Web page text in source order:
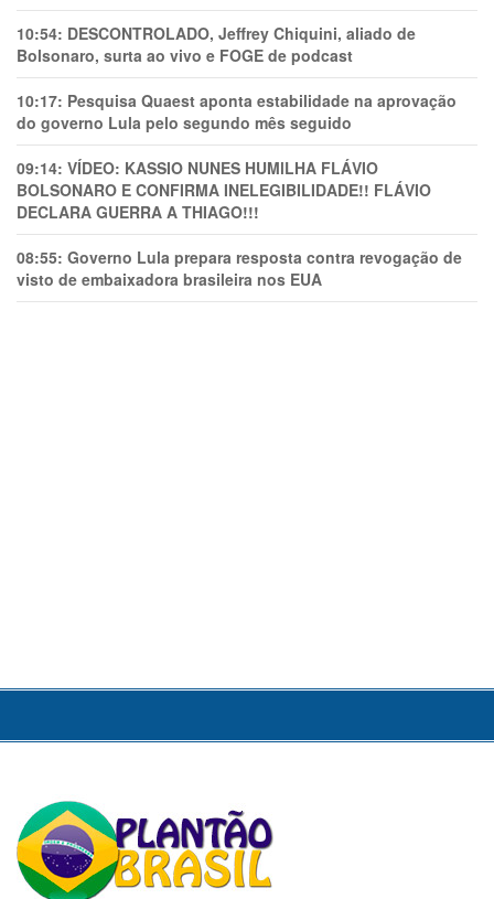
10:54: DESCONTROLADO, Jeffrey Chiquini, aliado de
Bolsonaro, surta ao vivo e FOGE de podcast
10:17: Pesquisa Quaest aponta estabilidade na aprovação
do governo Lula pelo segundo mês seguido
09:14: VÍDEO: KASSIO NUNES HUMlLHA FLÁVIO
BOLSONARO E CONFIRMA INELEGIBILIDADE!! FLÁVIO
DECLARA GUERRA A THIAGO!!!
08:55: Governo Lula prepara resposta contra revogação de
visto de embaixadora brasileira nos EUA